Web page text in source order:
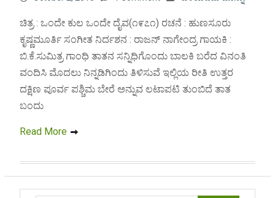
ಚಿತ್ರ : ಒಂದೇ ಕುಲ ಒಂದೇ ದೈವ(೧೯೭೧) ರಚನೆ : ಹುಣಸೂರು
ಕೃಷ್ಣಮೂರ್ತಿ ಸಂಗೀತ ನಿರ್ದಶನ : ರಾಜನ್ ನಾಗೇಂದ್ರ ಗಾಯಕಿ :
ಬಿ.ಕೆ.ಸುಮಿತ್ರ ಗಾಂಧಿ ತಾತನ ಸನ್ನಿಧಿಗೊಂದು ಬಾಲಕಿ ಬರೆದ ವಿನಂತಿ
ವಂದಿಸಿ ಮೊದಲು ನಿನ್ನಡಿಗಿಂದು ತಿಳಿಸುವೆ ಇಲ್ಲಿಯ ರೀತಿ ಉತ್ತರ
ದಕ್ಷಿಣ ಪೂರ್ವ ಪಶ್ಚಿಮ ಬೇರೆ ಅನ್ನುವ ಲಟಾಪಟಿ ತುಂಬಿದೆ ತಾತ
ಬಂದು
Read More